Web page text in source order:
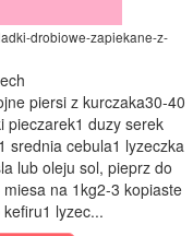
drobiowe-zapiekane-z-
piersi z kurczaka30-40
pieczarek1 duzy serek
srednia cebula1 lyzeczka
lub oleju sol, pieprz do
na 1kg2-3 kopiaste
lyzec...